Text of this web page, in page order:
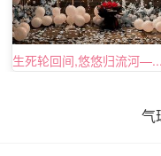
生死轮回间,悠悠归流河—...
气